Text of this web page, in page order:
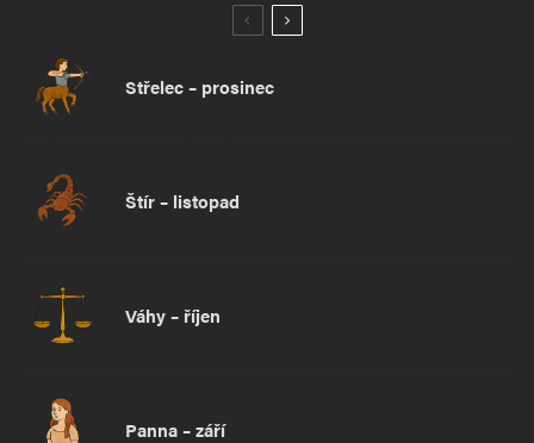
Střelec – prosinec
Štír – listopad
Váhy – říjen
Panna – září